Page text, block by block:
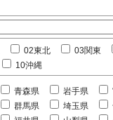
02東北
03関東
10沖縄
青森県 岩手県
群馬県 埼玉県